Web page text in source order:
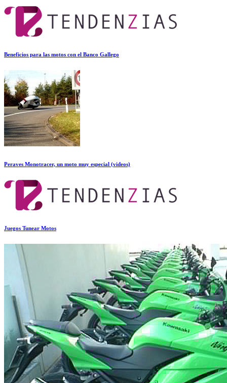
Beneficios para las motos con el Banco Gallego
Peraves Monotracer, un moto muy especial (videos)
Juegos Tunear Motos